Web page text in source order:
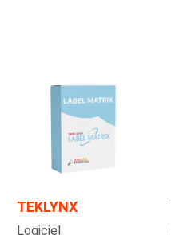
TEKLYNX
Logiciel